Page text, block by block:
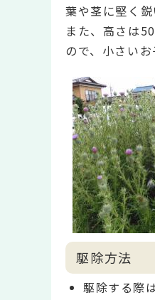
葉や茎に堅く
また、高さは
ので、小さい
駆除方法
駆除する際